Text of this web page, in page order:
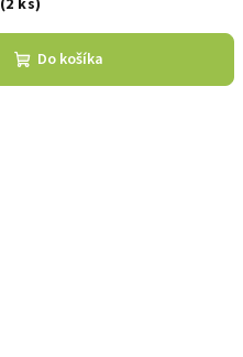
(2 ks)
Do košíka